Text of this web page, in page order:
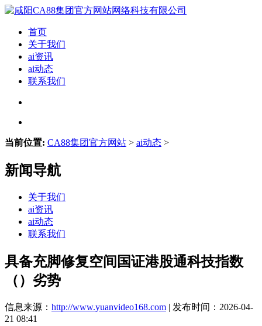
首页
关于我们
ai资讯
ai动态
联系我们
当前位置: CA88集团官方网站 > ai动态 >
新闻导航
关于我们
ai资讯
ai动态
联系我们
具备充脚修复空间国证港股通科技指数
（）劣势
信息来源： http://www.yuanvideo168.com | 发布时间：2026-04-
21 08:41